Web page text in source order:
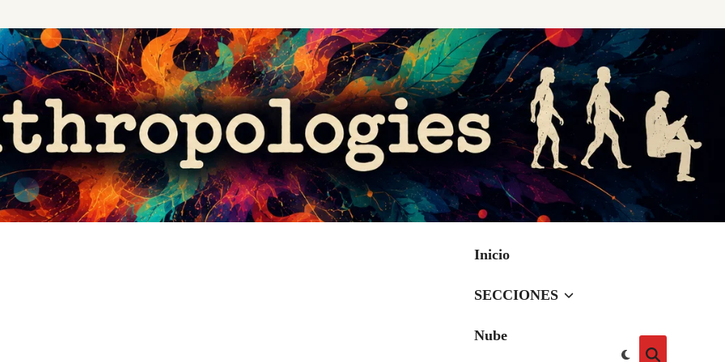
Inicio
SECCIONES
Nube
Cambiar
Abrir